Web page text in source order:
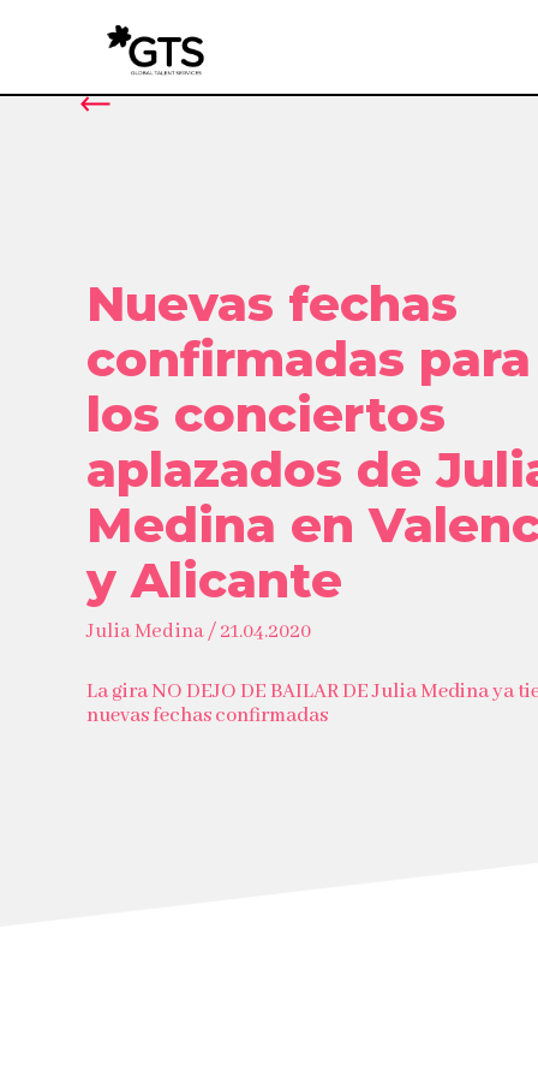
Nuevas fechas
confirmadas para
los conciertos
aplazados de
Medina en
y Alicante
Julia Medina / 21.04.2020
La gira NO DEJO DE BAILAR DE Julia Medina ya
nuevas fechas confirmadas